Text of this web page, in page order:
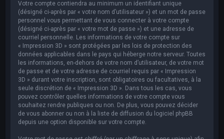
Votre compte contiendra au minimum un identifiant unique
(désigné ci-après par « votre nom d’utilisateur ») et un mot de passe
personnel vous permettant de vous connecter à votre compte
(désigné ci-après par « votre mot de passe ») et une adresse de
courriel personnelle. Les informations de votre compte sur
« Impression 3D » sont protégées par les lois de protection des
données applicables dans le pays qui héberge notre serveur. Toutes
les informations, en-dehors de votre nom d’utilisateur, de votre mot
de passe et de votre adresse de courriel requis par « Impression
3D » durant votre inscription, sont obligatoires ou facultatives, à la
seule discrétion de « Impression 3D ». Dans tous les cas, vous
pouvez contrôler quelles informations de votre compte vous
souhaitez rendre publiques ou non. De plus, vous pouvez décider
de vous abonner ou non à la liste de diffusion du logiciel phpBB
depuis une option disponible sur votre compte.